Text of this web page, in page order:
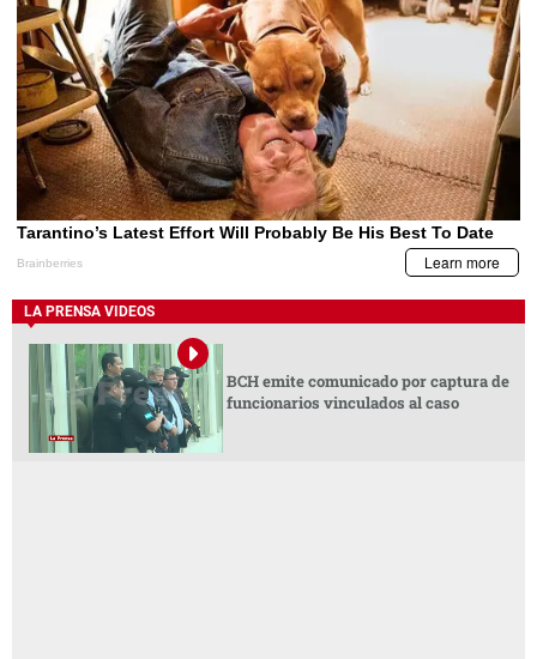
LA PRENSA VIDEOS
BCH emite comunicado por captura de
funcionarios vinculados al caso